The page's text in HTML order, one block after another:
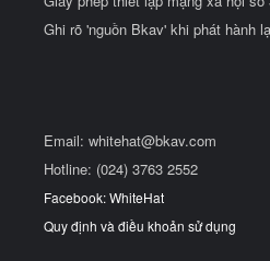
Ghi rõ 'nguồn Bkav' khi phát hành
Email: whitehat@bkav.com
Hotline: (024) 3763 2552
Facebook: WhiteHat
Quy định và điều khoản sử dụng